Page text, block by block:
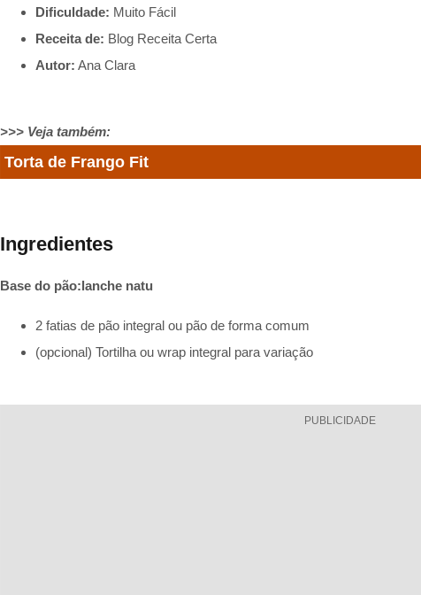
Dificuldade: Muito Fácil
Receita de: Blog Receita Certa
Autor: Ana Clara
>>> Veja também:
Torta de Frango Fit
Ingredientes
Base do pão:lanche natu
2 fatias de pão integral ou pão de forma comum
(opcional) Tortilha ou wrap integral para variação
PUBLICIDADE